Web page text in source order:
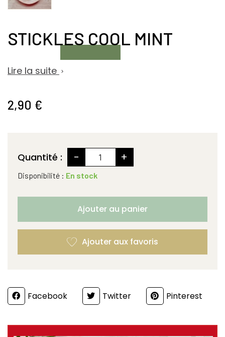
STICKLES COOL MINT
Lire la suite 
2,90 €
Quantité : - +
Disponibilité : En stock
Ajouter au panier
PartagerFacebook Twitter Pinterest